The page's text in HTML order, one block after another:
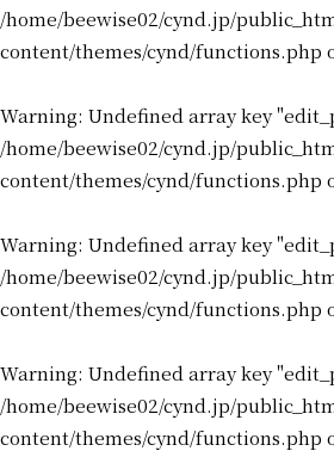
/home/beewise02/cynd.jp/
content/themes/cynd/functions.php
Warning: Undefined array key
/home/beewise02/cynd.jp/
content/themes/cynd/functions.php
Warning: Undefined array key
/home/beewise02/cynd.jp/
content/themes/cynd/functions.php
Warning: Undefined array key
/home/beewise02/cynd.jp/
content/themes/cynd/functions.php